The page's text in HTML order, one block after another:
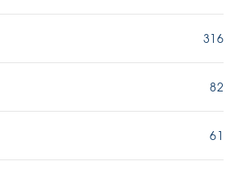
316
82
61